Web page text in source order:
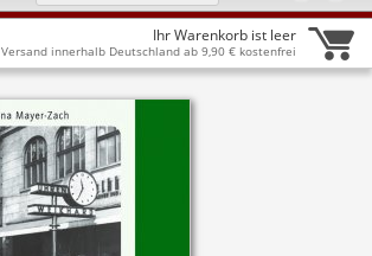
Ihr Warenkorb ist leer
Versand innerhalb Deutschland ab 9,90 € kostenfrei